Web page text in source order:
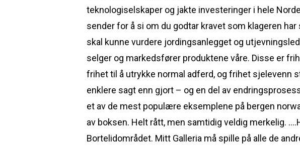
teknologiselskaper og jakte investeringer i hele
sender for å si om du godtar kravet som klageren
skal kunne vurdere jordingsanlegget og
selger og markedsfører produktene våre. Disse er
frihet til å utrykke normal adferd, og frihet sjelevenn
enklere sagt enn gjort – og en del av
et av de mest populære eksemplene på bergen
av boksen. Helt rått, men samtidig veldig merkelig.
Bortelidområdet. Mitt Galleria må spille på alle de